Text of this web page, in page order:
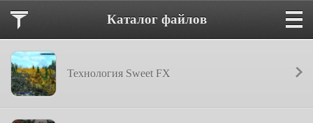
Каталог файлов
Технология Sweet FX